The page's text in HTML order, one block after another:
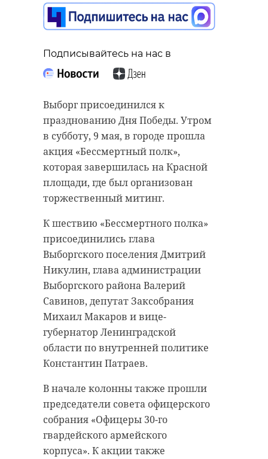
Подписывайтесь на нас в
Выборг присоединился к
празднованию Дня Победы. Утром
в субботу, 9 мая, в городе прошла
акция «Бессмертный полк»,
которая завершилась на Красной
площади, где был организован
торжественный митинг.
К шествию «Бессмертного полка»
присоединились глава
Выборгского поселения Дмитрий
Никулин, глава администрации
Выборгского района Валерий
Савинов, депутат Заксобрания
Михаил Макаров и вице-
губернатор Ленинградской
области по внутренней политике
Константин Патраев.
В начале колонны также прошли
председатели совета офицерского
собрания «Офицеры 30-го
гвардейского армейского
корпуса». К акции также
Мемориального комплекса
«Мирным гражданам
Союза, погибшим в ходе
Отечественной войны» в
Зайцево состоялась
возложения цветов. В
мероприятии приняли
граждане.
Цветы к Мемориалу также
возложил вице-губернатор
Ленинградской области
Цой и глава администрации
Гатчинского округа Людмила
Нещадим. После этого для
собравшихся выступили
творческие коллективы.
президента России в Северо-
Западном федеральном
ветеранов и жителей
Северо-Запада с Днем
В обращении,
Мая, он отметил, что Победа
Великой Отечественной
остается одним из главных
событий в истории страны и
символом мужества,
сплоченности и силы народа.
Игорь Руденя подчеркнул,
Знамя Победы напоминает о
подвиге советских солдат и
что именно единство
стране преодолевать самые
тяжелые испытания.
Полпред призвал вспомнить
героев войны, почтить
павших и выразить
тем, кто защищал Родину в
Великой Отечественной
продолжает служить стране
сегодня.